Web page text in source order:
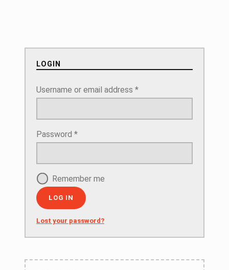
LOGIN
Username or email address *
Password *
Remember me
LOG IN
Lost your password?